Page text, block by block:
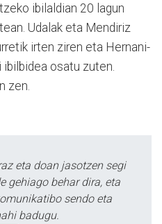
ibilaldian 20 lagun
Udalak eta Mendiriz
irten ziren eta Hernani-
ibilbidea osatu zuten.
zen.
eta doan jasotzen segi
gehiago behar dira, eta
sendo eta
badugu.